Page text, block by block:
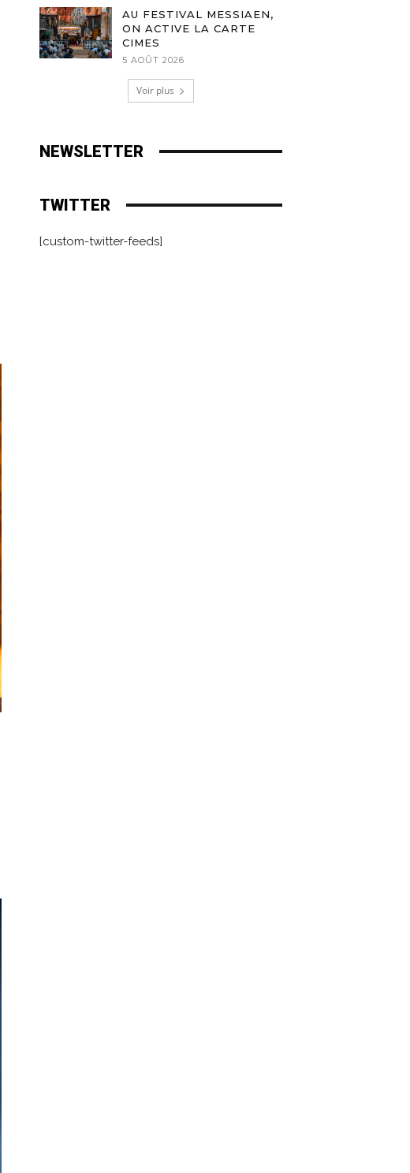
AU FESTIVAL MESSIAEN,
ON ACTIVE LA CARTE
CIMES
5 AOÛT 2026
Voir plus
NEWSLETTER
TWITTER
[custom-twitter-feeds]